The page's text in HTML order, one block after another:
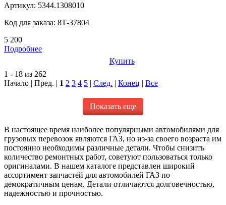
Артикул: 5344.1308010
Код для заказа: 8Т-37804
5 200
Подробнее
Купить
1 - 18 из 262
Начало | Пред. | 1 2 3 4 5 | След. | Конец | Все
Показать еще
В настоящее время наиболее популярными автомобилями для
грузовых перевозок являются ГАЗ, но из-за своего возраста им
постоянно необходимы различные детали. Чтобы снизить
количество ремонтных работ, советуют пользоваться только
оригиналами. В нашем каталоге представлен широкий
ассортимент запчастей для автомобилей ГАЗ по
демократичным ценам. Детали отличаются долговечностью,
надежностью и прочностью.